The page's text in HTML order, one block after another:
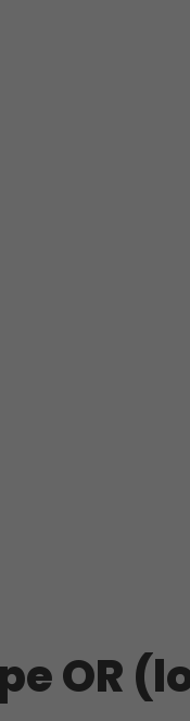
OR